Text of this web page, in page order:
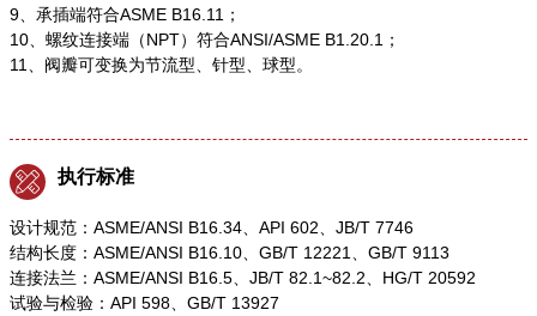
9、承插端符合ASME B16.11；
10、螺纹连接端（NPT）符合ANSI/ASME B1.20.1；
11、阀瓣可变换为节流型、针型、球型。
执行标准
设计规范：ASME/ANSI B16.34、API 602、JB/T 7746
结构长度：ASME/ANSI B16.10、GB/T 12221、GB/T 9113
连接法兰：ASME/ANSI B16.5、JB/T 82.1~82.2、HG/T 20592
试验与检验：API 598、GB/T 13927